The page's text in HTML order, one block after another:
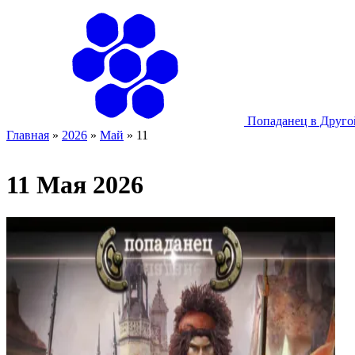
Попаданец в
Главная » 2026 » Май » 11
11 Мая 2026